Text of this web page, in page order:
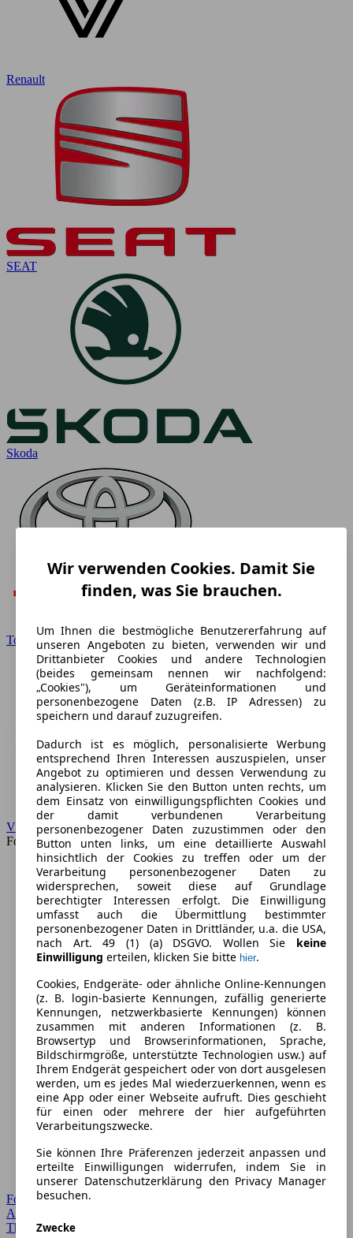
Renault
SEAT
Skoda
Toyota
VW
Forum
Forum Startseite
Alle Auto-Foren
Themen-Forum
Wir verwenden Cookies. Damit Sie
finden, was Sie brauchen.
Um Ihnen die bestmögliche Benutzererfahrung auf
unseren Angeboten zu bieten, verwenden wir und
Drittanbieter Cookies und andere Technologien
(beides gemeinsam nennen wir nachfolgend:
„Cookies"), um Geräteinformationen und
personenbezogene Daten (z.B. IP Adressen) zu
speichern und darauf zuzugreifen.
Dadurch ist es möglich, personalisierte Werbung
entsprechend Ihren Interessen auszuspielen, unser
Angebot zu optimieren und dessen Verwendung zu
analysieren. Klicken Sie den Button unten rechts, um
dem Einsatz von einwilligungspflichten Cookies und
der damit verbundenen Verarbeitung
personenbezogener Daten zuzustimmen oder den
Button unten links, um eine detaillierte Auswahl
hinsichtlich der Cookies zu treffen oder um der
Verarbeitung personenbezogener Daten zu
widersprechen, soweit diese auf Grundlage
berechtigter Interessen erfolgt. Die Einwilligung
umfasst auch die Übermittlung bestimmter
personenbezogener Daten in Drittländer, u.a. die USA,
nach Art. 49 (1) (a) DSGVO. Wollen Sie keine
Einwilligung erteilen, klicken Sie bitte hier.
Cookies, Endgeräte- oder ähnliche Online-Kennungen
(z. B. login-basierte Kennungen, zufällig generierte
Kennungen, netzwerkbasierte Kennungen) können
zusammen mit anderen Informationen (z. B.
Browsertyp und Browserinformationen, Sprache,
Bildschirmgröße, unterstützte Technologien usw.) auf
Ihrem Endgerät gespeichert oder von dort ausgelesen
werden, um es jedes Mal wiederzuerkennen, wenn es
eine App oder einer Webseite aufruft. Dies geschieht
für einen oder mehrere der hier aufgeführten
Verarbeitungszwecke.
Sie können Ihre Präferenzen jederzeit anpassen und
erteilte Einwilligungen widerrufen, indem Sie in
unserer Datenschutzerklärung den Privacy Manager
besuchen.
Zwecke